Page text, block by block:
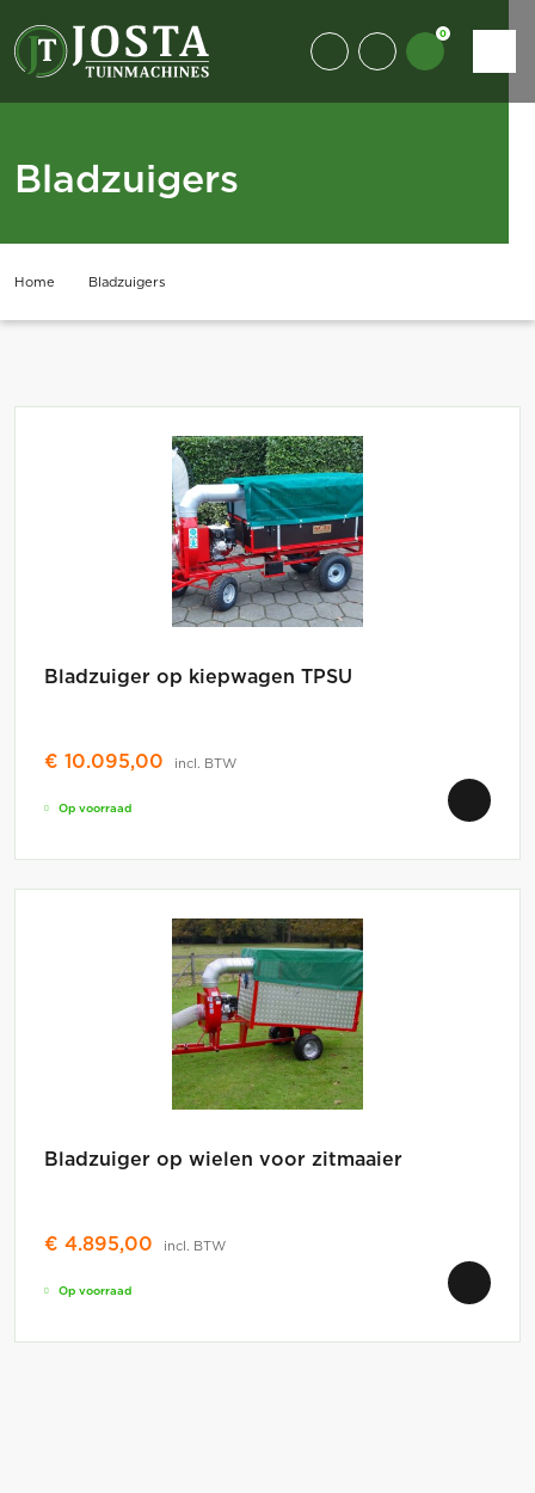
0
Bladzuigers
Home Bladzuigers
Bladzuiger op kiepwagen TPSU
€ 10.095,00 incl. BTW
Op voorraad
Bladzuiger op wielen voor zitmaaier
€ 4.895,00 incl. BTW
Op voorraad